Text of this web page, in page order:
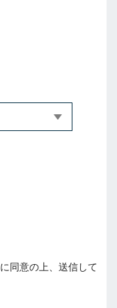
に同意の上、送信して